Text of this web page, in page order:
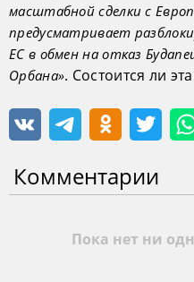
масштабной сделки с
предусматривает
ЕС в обмен на отказ
Орбана». Состоится ли
Комментарии
Пока нет ни